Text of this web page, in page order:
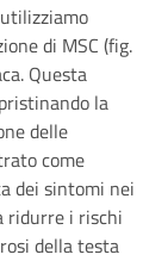
di MSC (fig.
Questa
la
delle
come
dei sintomi nei
ridurre i rischi
della testa